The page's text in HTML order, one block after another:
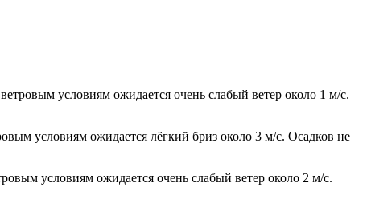
условиям ожидается очень слабый ветер около 1 м/с.
условиям ожидается лёгкий бриз около 3 м/с. Осадков не
условиям ожидается очень слабый ветер около 2 м/с.